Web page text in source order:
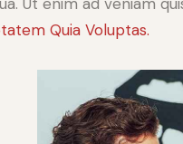
Quia Voluptas.